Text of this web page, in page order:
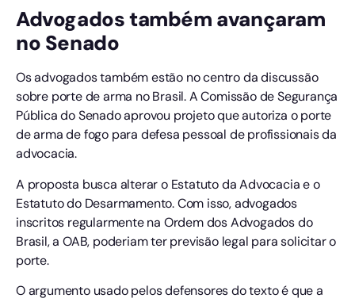
Advogados também avançaram
no Senado
Os advogados também estão no centro da discussão
sobre porte de arma no Brasil. A Comissão de Segurança
Pública do Senado aprovou projeto que autoriza o porte
de arma de fogo para defesa pessoal de profissionais da
advocacia.
A proposta busca alterar o Estatuto da Advocacia e o
Estatuto do Desarmamento. Com isso, advogados
inscritos regularmente na Ordem dos Advogados do
Brasil, a OAB, poderiam ter previsão legal para solicitar o
porte.
O argumento usado pelos defensores do texto é que a